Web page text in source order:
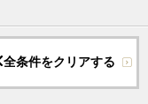
全条件をクリアする